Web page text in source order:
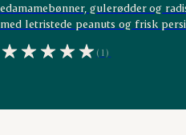
edamamebønner, gulerødder og
med letristede peanuts og frisk
(1)